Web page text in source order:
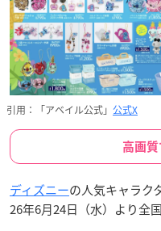
引用：「アベイル公式」 公式X
高画
ディズニーの人気キャラク
26年6月24日（水）より全